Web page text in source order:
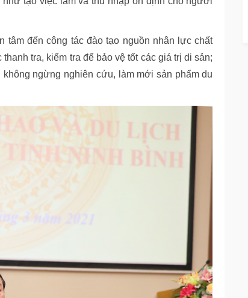
đến công tác đào tạo nguồn nhân lực chất
tra, kiểm tra để bảo vệ tốt các giá trị di sản;
ngừng nghiên cứu, làm mới sản phẩm du